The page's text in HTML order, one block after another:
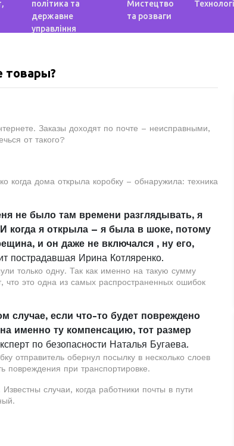
політика та
державне
управління
Мистецтво
та розваги
товары?
Заказы доходят по почте – неисправными,
от такого?
когда дома открыла коробку – обнаружила: техника
не было там времени разглядывать, я
когда я открыла – я была в шоке, потому
и он даже не включался , ну его,
пострадавшая Ирина Котляренко.
только одну. Так как именно на такую ​​сумму
что это одна из самых распространенных ошибок
случае, если что-то будет повреждено
именно ту компенсацию, тот размер
по безопасности Наталья Бугаева.
отправитель обернул посылку в несколько слоев
повреждения при транспортировке.
случаи, когда работники почты в пути